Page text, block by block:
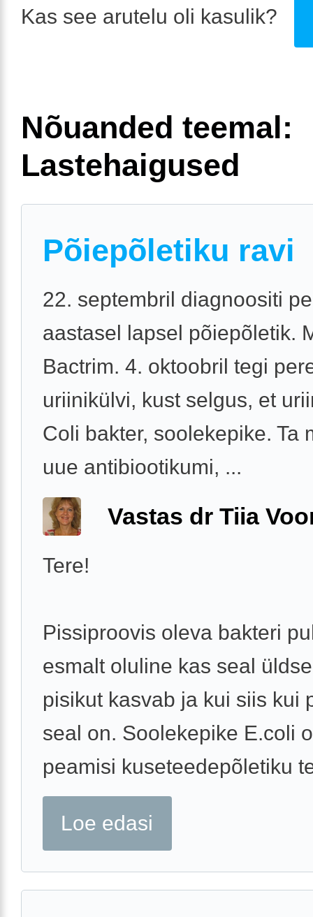
Kas see arutelu oli kasulik?
Nõuanded teemal:
Lastehaigused
Põiepõletiku ravi
22. septembril diagnoositi
aastasel lapsel põiepõletik.
Bactrim. 4. oktoobril tegi
uriinikülvi, kust selgus, et
Coli bakter, soolekepike. Ta
uue antibiootikumi, ...
Vastas dr Tiia
Tere!
Pissiproovis oleva bakteri
esmalt oluline kas seal
pisikut kasvab ja kui siis kui
seal on. Soolekepike E.coli
peamisi kuseteedepõletiku
Loe edasi